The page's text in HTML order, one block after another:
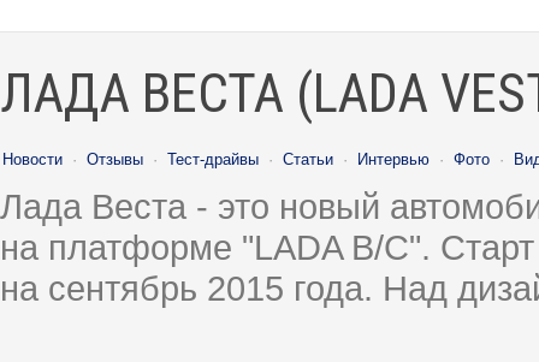
ЛАДА ВЕСТА (LADA
Новости · Отзывы · Тест-драйвы · Статьи · Интервью · Фото ·
Лада Веста - это новый
на платформе "LADA B/C".
на сентябрь 2015 года. Над